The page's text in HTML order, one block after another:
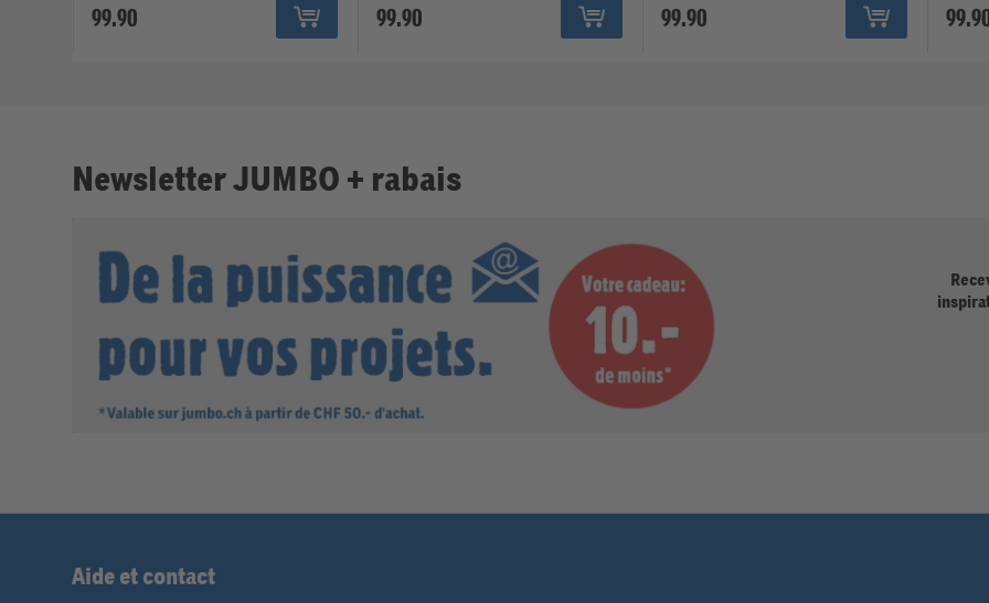
99.90 99.90 99.90
Newsletter JUMBO + rabais
Aide et contact